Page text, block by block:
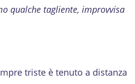
qualche tagliente, improvvisa
triste è tenuto a distanza